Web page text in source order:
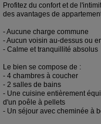
Profitez du confort et de
des avantages de
- Aucune charge commune
- Aucun voisin au-dessus ou
- Calme et tranquillité absolus
Le bien se compose de :
- 4 chambres à coucher
- 2 salles de bains
- Une cuisine entièrement
d'un poêle à pellets
- Un séjour avec cheminée à